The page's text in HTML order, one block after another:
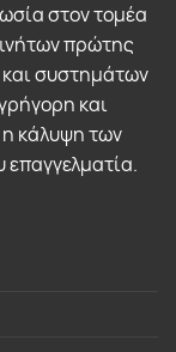
στον τομέα
πρώτης
συστημάτων
και
κάλυψη των
επαγγελματία.